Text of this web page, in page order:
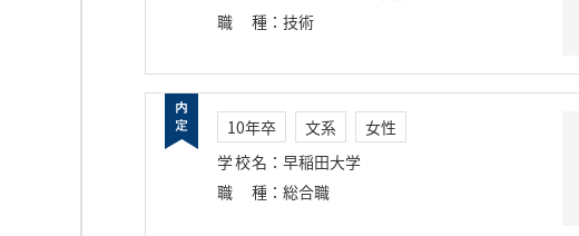
職種 ： 技術
10年卒 文系
女性
学校名 ： 早稲田大学
職種 ： 総合職